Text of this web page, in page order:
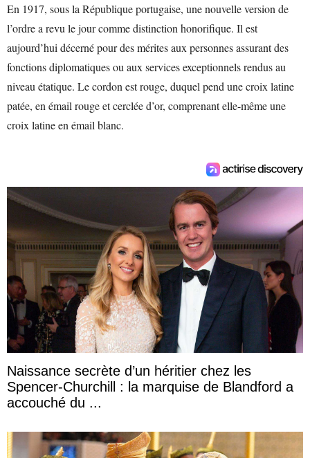
En 1917, sous la République portugaise, une nouvelle version de
l’ordre a revu le jour comme distinction honorifique. Il est
aujourd’hui décerné pour des mérites aux personnes assurant des
fonctions diplomatiques ou aux services exceptionnels rendus au
niveau étatique. Le cordon est rouge, duquel pend une croix latine
patée, en émail rouge et cerclée d’or, comprenant elle-même une
croix latine en émail blanc.
Naissance secrète d’un héritier chez les
Spencer-Churchill : la marquise de Blandford a
accouché du ...